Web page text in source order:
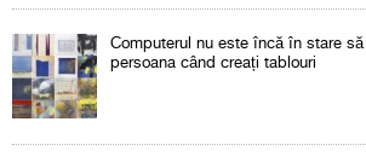
Computerul nu este încă în stare
persoana când creați tablouri